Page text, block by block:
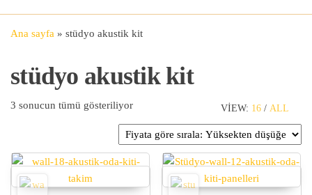
Ana sayfa » stüdyo akustik kit
stüdyo akustik kit
VIEW: 16 / ALL
3 sonucun tümü gösteriliyorFiyata göre sıralandı: yüksekten düşüğe